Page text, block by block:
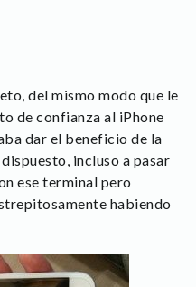
del mismo modo que le
de confianza al iPhone
dar el beneficio de la
incluso a pasar
ese terminal pero
habiendo